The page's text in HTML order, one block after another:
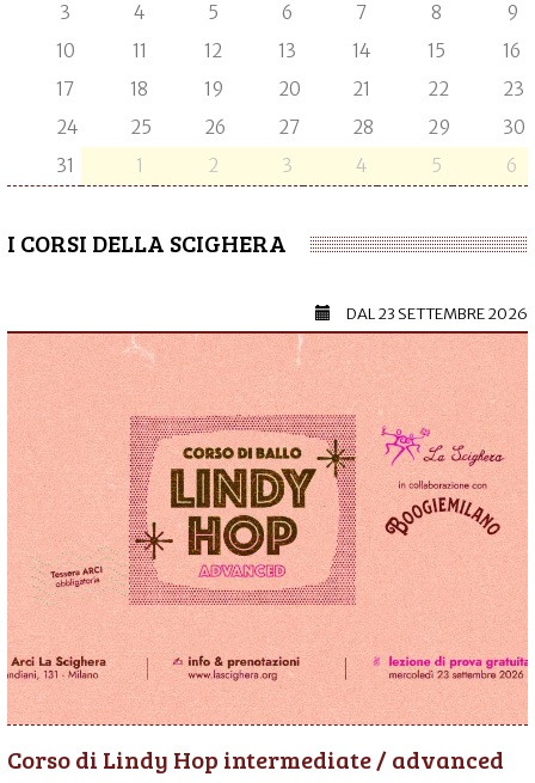
3
4 5 6 7 8
9
10
11 12 13 14 15
16
17
18 19 20 21 22
23
24
25 26 27 28 29
30
31
1 2 3 4 5 6
I CORSI DELLA SCIGHERA
DAL23 SETTEMBRE 2026
Corso di Lindy Hop intermediate / advanced